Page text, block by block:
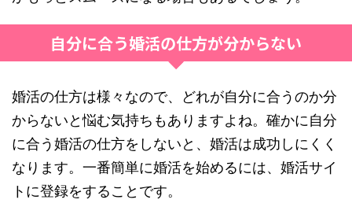
自分に合う婚活の仕方が分からない
婚活の仕方は様々なので、どれが自分に合うのか分
からないと悩む気持ちもありますよね。確かに自分
に合う婚活の仕方をしないと、婚活は成功しにくく
なります。一番簡単に婚活を始めるには、婚活サイ
トに登録をすることです。